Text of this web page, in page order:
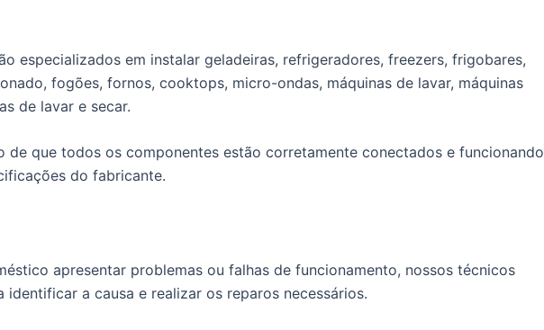
especializados em instalar geladeiras, refrigeradores, freezers, frigobares,
fogões, fornos, cooktops, micro-ondas, máquinas de lavar, máquinas
de lavar e secar.
de que todos os componentes estão corretamente conectados e funcionando
do fabricante.
apresentar problemas ou falhas de funcionamento, nossos técnicos
identificar a causa e realizar os reparos necessários.